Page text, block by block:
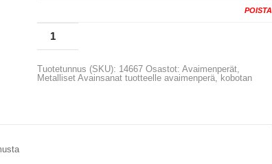
POISTA
Tuotetunnus (SKU): 14667 Osastot:Avaimenperät,
Metalliset Avainsanat tuotteelleavaimenperä, kobotan